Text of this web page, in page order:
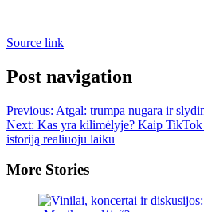
Source link
Post navigation
Previous: Atgal: trumpa nugara ir
Next: Kas yra kilimėlyje? Kaip
istoriją realiuoju laiku
More Stories